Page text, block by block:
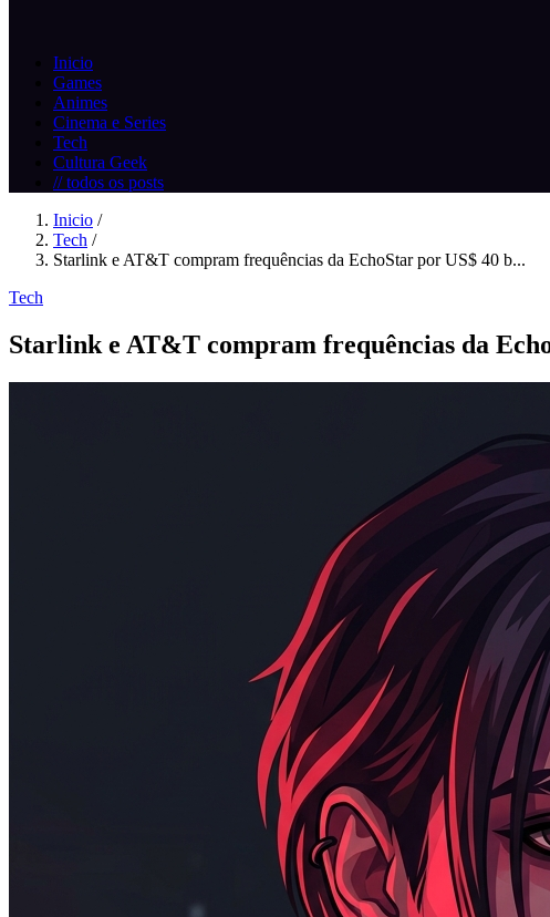
Inicio
Games
Animes
Cinema e Series
Tech
Cultura Geek
// todos os posts
Inicio /
Tech /
Starlink e AT&T compram frequências da EchoStar por US$ 40 b...
Tech
Starlink e AT&T compram frequências da